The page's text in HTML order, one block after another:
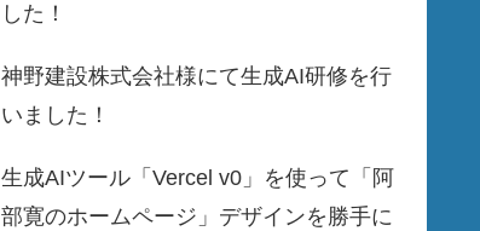
した！
神野建設株式会社様にて生成AI研修を行
いました！
生成AIツール「Vercel v0」を使って「阿
部寛のホームページ」デザインを勝手に